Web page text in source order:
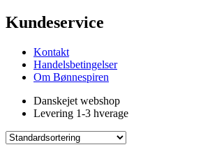
Kundeservice
Kontakt
Handelsbetingelser
Om Bønnespiren
Danskejet webshop
Levering 1-3 hverage